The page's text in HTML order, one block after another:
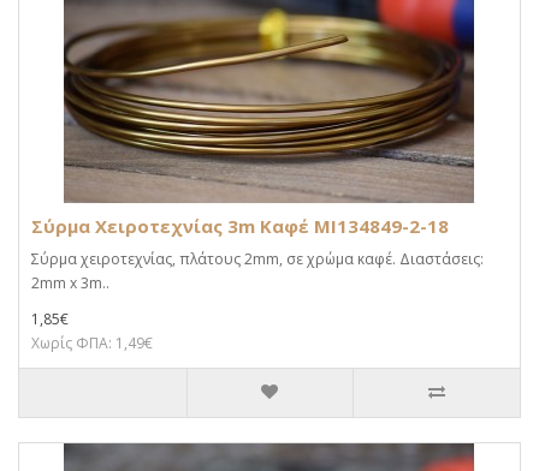
Σύρμα Χειροτεχνίας 3m Καφέ MI134849-2-18
Σύρμα χειροτεχνίας, πλάτους 2mm, σε χρώμα καφέ. Διαστάσεις:
2mm x 3m..
1,85€
Χωρίς ΦΠΑ: 1,49€